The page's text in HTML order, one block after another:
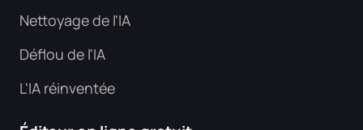
Nettoyage de l'IA
Déflou de l'IA
L'IA réinventée